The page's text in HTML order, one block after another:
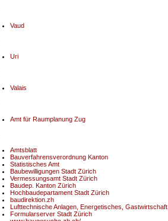
Vaud
Uri
Valais
Amt für Raumplanung Zug
Amtsblatt
Bauverfahrensverordnung Kanton
Statistisches Amt
Baubewilligungen Stadt Zürich
Vermessungsamt Stadt Zürich
Baudep. Kanton Zürich
Hochbaudepartament Stadt Zürich
baudirektion.zh
Lufttechnische Anlagen, Energetisches, Gastwirtschaft
Formularserver Stadt Zürich